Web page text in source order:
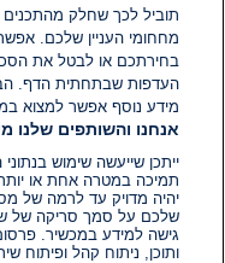
תוביל לכך שחלק מהתכנים
מחחומי העניין שלכם.
בחירתכם או לבטל את
העדפות שבתחתית הדף.
מידע נוסף אפשר למצוא
אנחנו והשותפים שלנו
ייתכן שייעשה שימוש
תמיכה במטרה אחת או
יהיה מדויק עד לרמה של
שלכם על סמך סריקה של
גישה למידע במכשיר.
ותוכן, ניתוח קהל ופיתוח